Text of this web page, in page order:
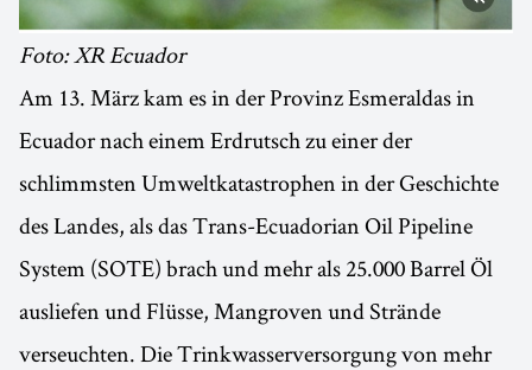
Foto: XR Ecuador
Am 13. März kam es in der Provinz Esmeraldas in
Ecuador nach einem Erdrutsch zu einer der
schlimmsten Umweltkatastrophen in der Geschichte
des Landes, als das Trans-Ecuadorian Oil Pipeline
System (SOTE) brach und mehr als 25.000 Barrel Öl
ausliefen und Flüsse, Mangroven und Strände
verseuchten. Die Trinkwasserversorgung von mehr